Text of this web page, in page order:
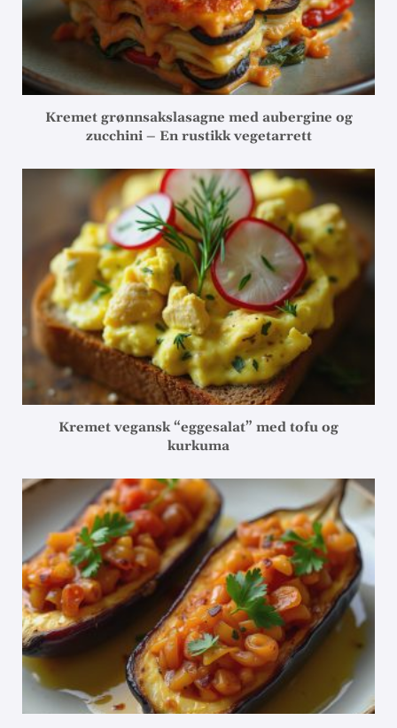
Kremet grønnsakslasagne med aubergine og
zucchini – En rustikk vegetarrett
Kremet vegansk “eggesalat” med tofu og
kurkuma